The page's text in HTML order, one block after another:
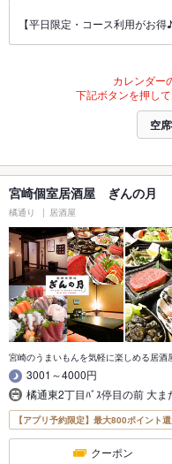
【平日限定・コース利用がお
カレンダー
下記ボタンを押し
空
宮崎個室居酒屋 ぎんの月
橘通り 居酒屋
宮崎のうまいもんを気軽に楽しめる居酒
3001～4000円
橘通東2丁目ﾊﾞｽ停目の前 大ま
【アプリ予約限定】最大800ポイント
クーポン